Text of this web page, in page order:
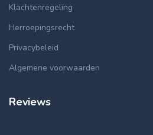
Klachtenregeling
Herroepingsrecht
Privacybeleid
Algemene voorwaarden
Reviews